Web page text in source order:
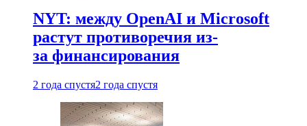
NYT: между OpenAI и Microsoft
растут противоречия из-
за финансирования
2 года спустя2 года спустя